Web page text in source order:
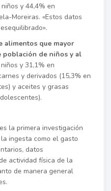
y 44,4% en
Moreiras. «Estos datos
alimentos que mayor
población de niños y al
y 31,1% en
y derivados (15,3% en
y aceites y grasas
la primera investigación
ingesta como el gasto
datos
actividad física de la
de manera general